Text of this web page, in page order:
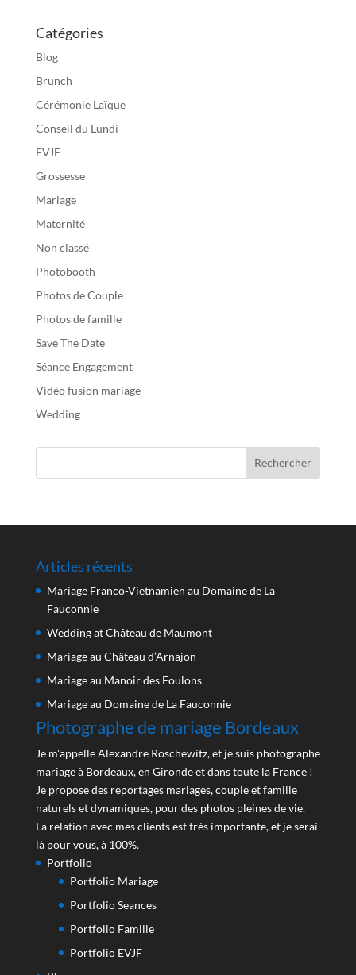
Catégories
Blog
Brunch
Cérémonie Laïque
Conseil du Lundi
EVJF
Grossesse
Mariage
Maternité
Non classé
Photobooth
Photos de Couple
Photos de famille
Save The Date
Séance Engagement
Vidéo fusion mariage
Wedding
Articles récents
Mariage Franco-Vietnamien au Domaine de La
Fauconnie
Wedding at Château de Maumont
Mariage au Château d’Arnajon
Mariage au Manoir des Foulons
Mariage au Domaine de La Fauconnie
Photographe de mariage Bordeaux
Je m'appelle Alexandre Roschewitz, et je suis photographe
mariage à Bordeaux, en Gironde et dans toute la France !
Je propose des reportages mariages, couple et famille
naturels et dynamiques, pour des photos pleines de vie.
La relation avec mes clients est très importante, et je serai
là pour vous, à 100%.
Portfolio
Portfolio Mariage
Portfolio Seances
Portfolio Famille
Portfolio EVJF